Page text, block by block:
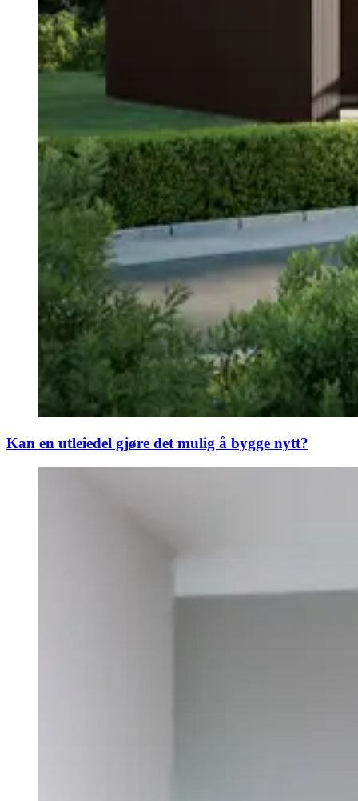
Kan en utleiedel gjøre det mulig å bygge nytt?